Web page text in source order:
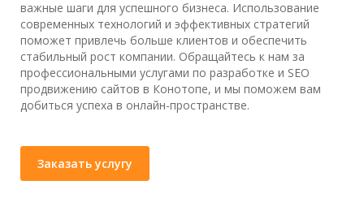
важные шаги для успешного бизнеса. Использование
современных технологий и эффективных стратегий
поможет привлечь больше клиентов и обеспечить
стабильный рост компании. Обращайтесь к нам за
профессиональными услугами по разработке и SEO
продвижению сайтов в Конотопе, и мы поможем вам
добиться успеха в онлайн-пространстве.
Заказать услугу